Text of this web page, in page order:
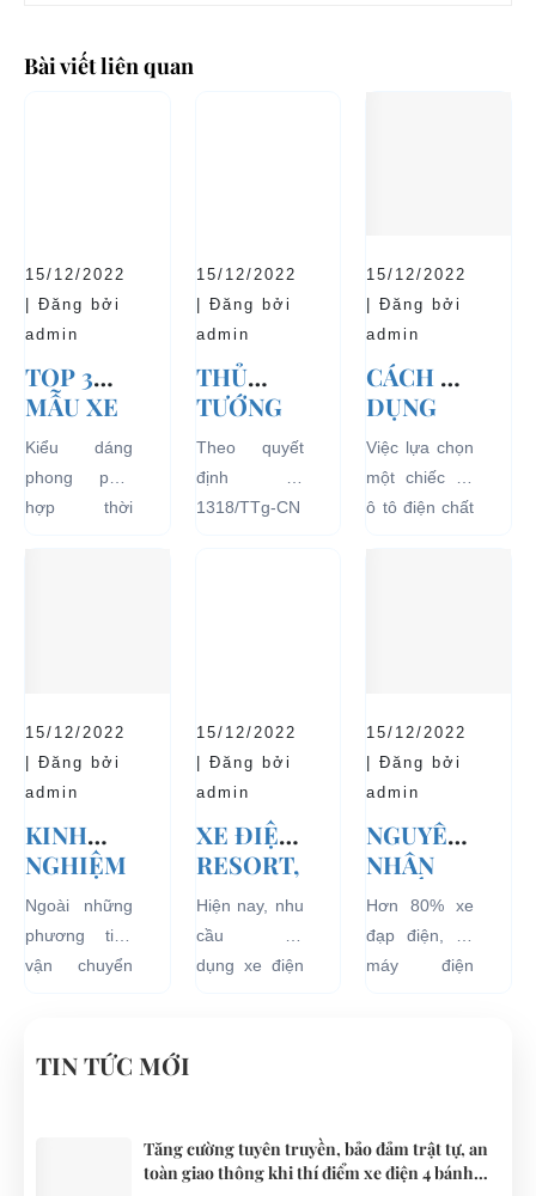
Bài viết liên quan
15/12/2022
| Đăng bởi
admin
TOP 3
MẪU XE
Ô TÔ
ĐIỆN
THỊNH
HÀNH VÀ
Kiểu dáng
phong phú,
hợp thời
những ưu...
15/12/2022
| Đăng bởi
admin
THỦ
TƯỚNG
CHÍNH
PHỦ
ĐỒNG Ý
TẠI CÁC
KHU VỰC
HẠN
CHẾ
Theo quyết
định số
1318/TTg-CN
chạy bằng
điện...
15/12/2022
| Đăng bởi
admin
CÁCH SỬ
DỤNG
XE Ô TÔ
ĐIỆN ĐỂ
TĂNG
TUỔI
Việc lựa chọn
một chiếc xe
ô tô điện chất
15/12/2022
| Đăng bởi
admin
KINH
NGHIỆM
THUÊ XE
ĐIỆN DU
LỊCH
VÒNG
Ngoài những
phương tiện
vận chuyển
xe đạp, du
15/12/2022
| Đăng bởi
admin
XE ĐIỆN
RESORT,
TRÀO
LƯU MỚI
CHO
CÁC KHU
Hiện nay, nhu
cầu sử
dụng xe điện
khắp cả
nước.
15/12/2022
| Đăng bởi
admin
NGUYÊN
NHÂN
KHIẾN
ẮC QUY
XE ĐẠP
ĐIỆN BỊ
Hơn 80% xe
đạp điện, xe
máy điện
quy. Do đó
các trục trặc
TIN TỨC MỚI
Tăng cường tuyên truyền, bảo đảm trật tự, an
toàn giao thông khi thí điểm xe điện 4 bánh